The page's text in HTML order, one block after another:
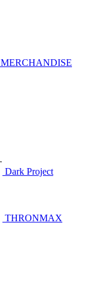
Dark Project
THRONMAX